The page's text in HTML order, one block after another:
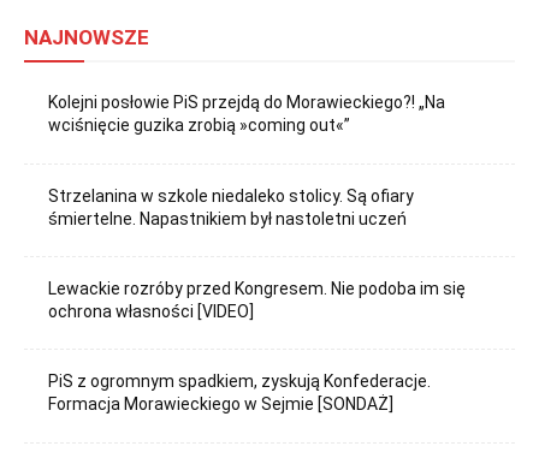
NAJNOWSZE
Kolejni posłowie PiS przejdą do Morawieckiego?! „Na
wciśnięcie guzika zrobią »coming out«”
Strzelanina w szkole niedaleko stolicy. Są ofiary
śmiertelne. Napastnikiem był nastoletni uczeń
Lewackie rozróby przed Kongresem. Nie podoba im się
ochrona własności [VIDEO]
PiS z ogromnym spadkiem, zyskują Konfederacje.
Formacja Morawieckiego w Sejmie [SONDAŻ]